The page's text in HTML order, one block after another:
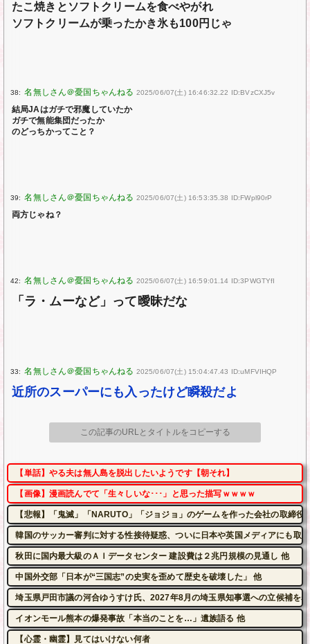
たこ焼きとソフトクリームを食べやがれ
ソフトクリームが乗ったかき氷も100円じゃ
38: 2025/06/07(土) 16:46:32.22 ID:BVzCXJ5v
結局JAはガチで邪魔していたか
ガチで無能集団だったか
のどっちかってこと？
39: 2025/06/07(土) 16:53:35.38 ID:FWpl90rP
両方じゃね？
42: 2025/06/07(土) 16:59:01.14 ID:3PWGTYfI
「ラ・ムーなど」って曖昧だな
33: 2025/06/07(土) 15:04:47.43 ID:uMFVIHQP
近所のスーパーにも入ったけど瞬殺だよ
この記事のURLとタイトルをコピーする
【単話】やる夫は無人島を脱出したいようです【朝それ】
【画像】漫画読んでて「生々しいな･･･」と思った描写ｗｗｗｗ
【悲報】「鬼滅」「NARUTO」「ジョジョ」のゲームを作った会社の取締
韓国のサッカー審判に対する性接待疑惑、ついに日本や英国メディアにも取
秋田に国内最大級のＡＩデータセンター 建設費は２兆円規模の見通し 他
中国外交部「日本が“三国志”の史実を歪めて歴史を破壊した」 他
埼玉県戸田市議の河合ゆうすけ氏、2027年8月の埼玉県知事選への立候補を
イオンモール熊本の爆発事故「本当のことを…」遺族語る 他
【心霊・幽霊】見てはいけない何者